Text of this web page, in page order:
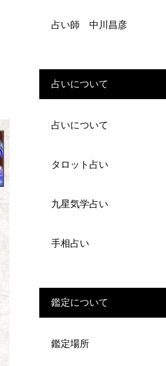
占い師 中川昌彦
占いについて
占いについて
タロット占い
九星気学占い
手相占い
鑑定について
鑑定場所